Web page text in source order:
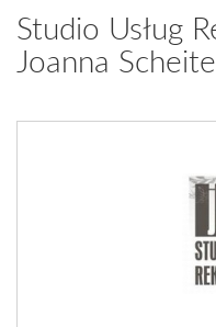
Studio Usług
Joanna